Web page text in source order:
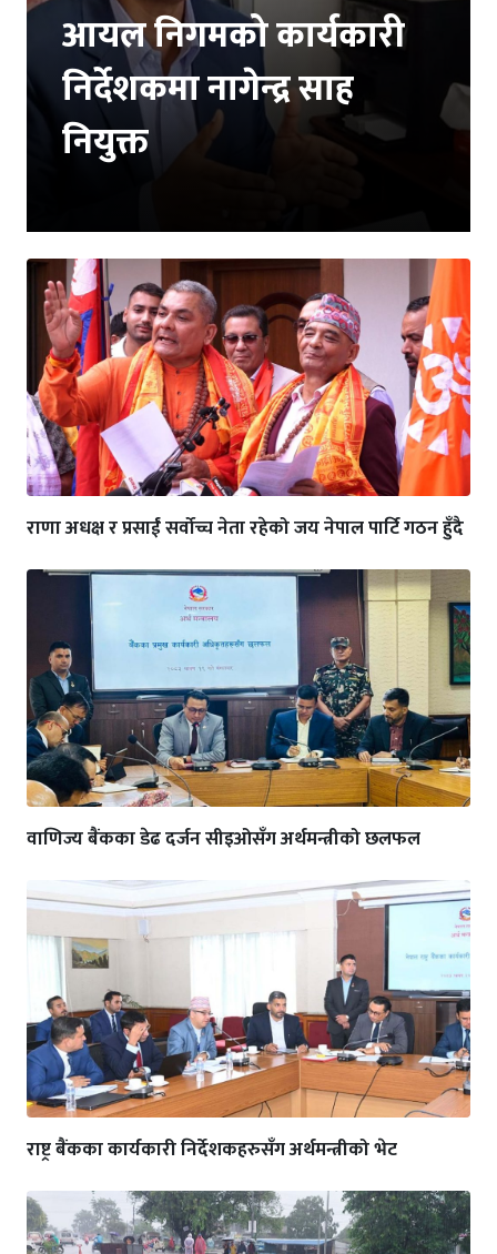
आयल निगमको कार्यकारी
निर्देशकमा नागेन्द्र साह
नियुक्त
राणा अधक्ष र प्रसाईं सर्वोच्च नेता रहेको जय नेपाल पार्टि गठन हुँदै
वाणिज्य बैंकका डेढ दर्जन सीइओसँग अर्थमन्त्रीको छलफल
राष्ट्र बैंकका कार्यकारी निर्देशकहरुसँग अर्थमन्त्रीको भेट